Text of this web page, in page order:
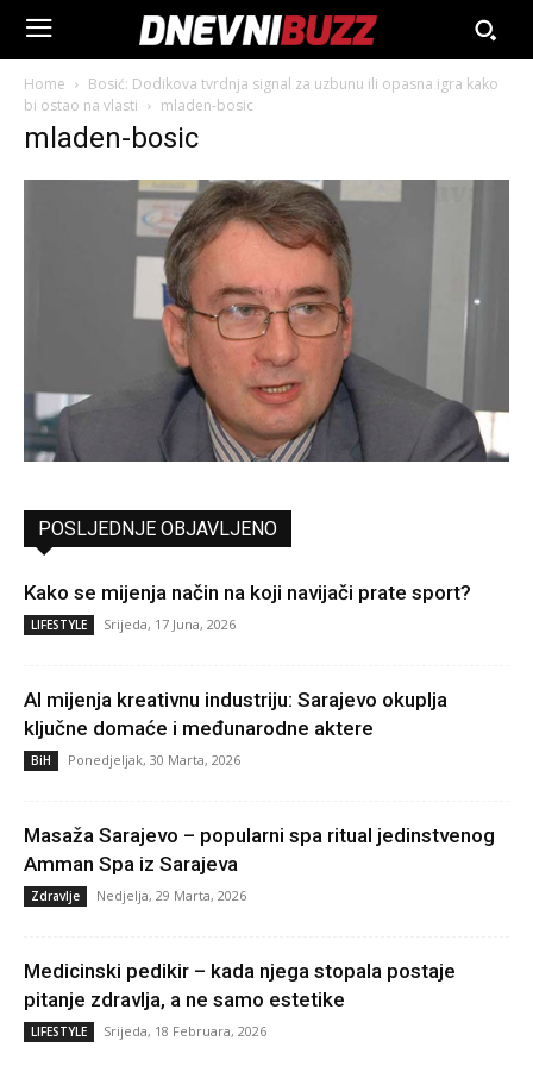
Home
Bosić: Dodikova tvrdnja signal za uzbunu ili opasna igra kako
bi ostao na vlasti
mladen-bosic
mladen-bosic
POSLJEDNJE OBJAVLJENO
Kako se mijenja način na koji navijači prate sport?
LIFESTYLE Srijeda, 17 Juna, 2026
AI mijenja kreativnu industriju: Sarajevo okuplja
ključne domaće i međunarodne aktere
BiH Ponedjeljak, 30 Marta, 2026
Masaža Sarajevo – popularni spa ritual jedinstvenog
Amman Spa iz Sarajeva
Zdravlje Nedjelja, 29 Marta, 2026
Medicinski pedikir – kada njega stopala postaje
pitanje zdravlja, a ne samo estetike
LIFESTYLE Srijeda, 18 Februara, 2026